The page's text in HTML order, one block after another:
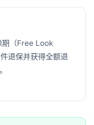
期（Free Look
退保并获得全额退